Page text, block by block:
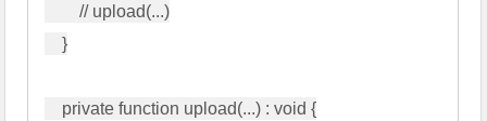
        // upload(...)
    }